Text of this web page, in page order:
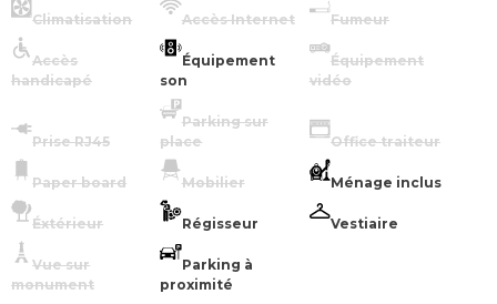
Climatisation Accès Internet Fumeur
Accès
handicapé
Équipement
son
Équipement
vidéo
Prise RJ45
Parking sur
place
Office traiteur
Paper board Mobilier Ménage inclus
Éxtérieur Régisseur Vestiaire
Vue sur
monument
Parking à
proximité